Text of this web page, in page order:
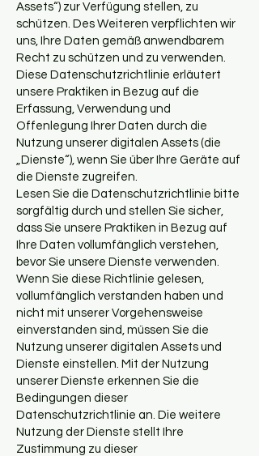
Assets“) zur Verfügung stellen, zu
schützen. Des Weiteren verpflichten wir
uns, Ihre Daten gemäß anwendbarem
Recht zu schützen und zu verwenden.
Diese Datenschutzrichtlinie erläutert
unsere Praktiken in Bezug auf die
Erfassung, Verwendung und
Offenlegung Ihrer Daten durch die
Nutzung unserer digitalen Assets (die
„Dienste“), wenn Sie über Ihre Geräte auf
die Dienste zugreifen.
Lesen Sie die Datenschutzrichtlinie bitte
sorgfältig durch und stellen Sie sicher,
dass Sie unsere Praktiken in Bezug auf
Ihre Daten vollumfänglich verstehen,
bevor Sie unsere Dienste verwenden.
Wenn Sie diese Richtlinie gelesen,
vollumfänglich verstanden haben und
nicht mit unserer Vorgehensweise
einverstanden sind, müssen Sie die
Nutzung unserer digitalen Assets und
Dienste einstellen. Mit der Nutzung
unserer Dienste erkennen Sie die
Bedingungen dieser
Datenschutzrichtlinie an. Die weitere
Nutzung der Dienste stellt Ihre
Zustimmung zu dieser